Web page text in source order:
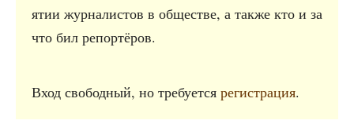
я­тии жур­на­ли­стов в обще­стве, а так­же кто и за
что бил репортёров.
Вход сво­бод­ный, но тре­бу­ет­ся реги­стра­ция.